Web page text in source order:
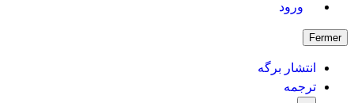
ورود
Fermer
انتشار برگه
ترجمه